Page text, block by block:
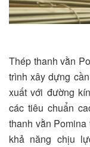
Thép thanh vằn
trình xây dựng
xuất với đường
các tiêu chuẩn
thanh vằn
khả năng chịu